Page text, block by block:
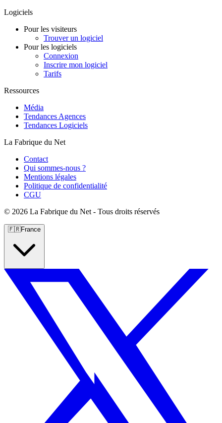
Logiciels
Pour les visiteurs
Trouver un logiciel
Pour les logiciels
Connexion
Inscrire mon logiciel
Tarifs
Ressources
Média
Tendances Agences
Tendances Logiciels
La Fabrique du Net
Contact
Qui sommes-nous ?
Mentions légales
Politique de confidentialité
CGU
© 2026 La Fabrique du Net - Tous droits réservés
🇫🇷France